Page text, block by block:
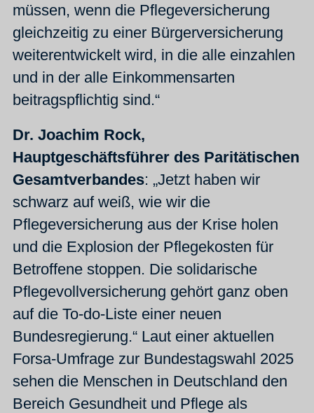
müssen, wenn die Pflegeversicherung
gleichzeitig zu einer Bürgerversicherung
weiterentwickelt wird, in die alle einzahlen
und in der alle Einkommensarten
beitragspflichtig sind.“
Dr. Joachim Rock,
Hauptgeschäftsführer des Paritätischen
Gesamtverbandes: „Jetzt haben wir
schwarz auf weiß, wie wir die
Pflegeversicherung aus der Krise holen
und die Explosion der Pflegekosten für
Betroffene stoppen. Die solidarische
Pflegevollversicherung gehört ganz oben
auf die To-do-Liste einer neuen
Bundesregierung.“ Laut einer aktuellen
Forsa-Umfrage zur Bundestagswahl 2025
sehen die Menschen in Deutschland den
Bereich Gesundheit und Pflege als